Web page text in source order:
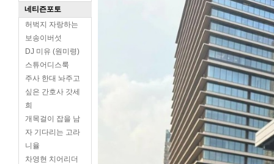
네티즌포토
허벅지 자랑하는
보송이버섯
DJ 미유 (원미령)
스튜어디스룩
주사 한대 놔주고
싶은 간호사 갓세
희
개목걸이 잡을 남
자 기다리는 고라
니율
차영현 치어리더